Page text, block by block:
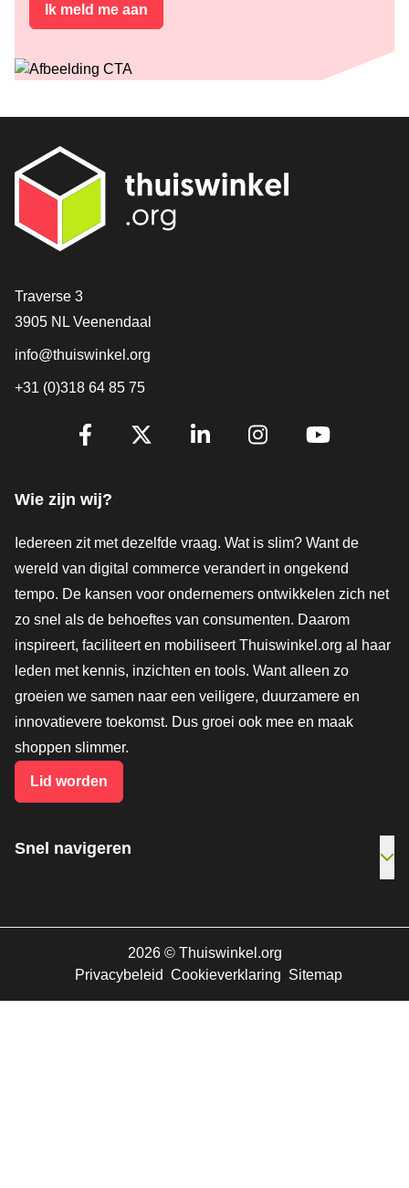
Ik meld me aan
Contact
Traverse 3
3905 NL Veenendaal
info@thuiswinkel.org
+31 (0)318 64 85 75
Volg je ons al?
Wie zijn wij?
Iedereen zit met dezelfde vraag. Wat is slim? Want de
wereld van digital commerce verandert in ongekend
tempo. De kansen voor ondernemers ontwikkelen zich net
zo snel als de behoeftes van consumenten. Daarom
inspireert, faciliteert en mobiliseert Thuiswinkel.org al haar
leden met kennis, inzichten en tools. Want alleen zo
groeien we samen naar een veiligere, duurzamere en
innovatievere toekomst. Dus groei ook mee en maak
shoppen slimmer.
Lid worden
Snel navigeren
2026 ©Thuiswinkel.org
Privacybeleid Cookieverklaring Sitemap